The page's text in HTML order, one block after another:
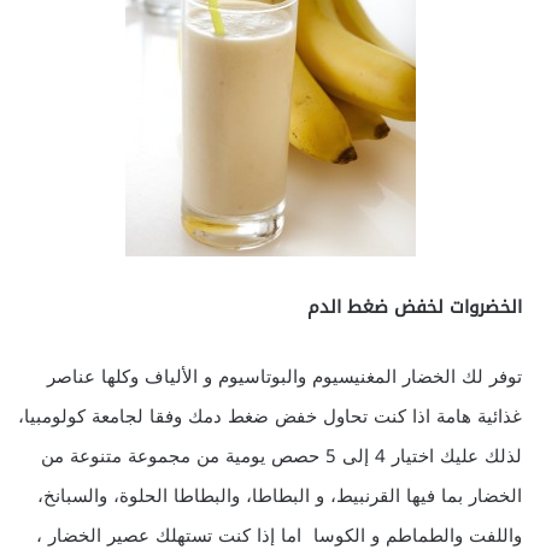
الخضروات لخفض ضغط الدم
توفر لك الخضار المغنيسيوم والبوتاسيوم و الألياف وكلها عناصر
غذائية هامة اذا كنت تحاول خفض ضغط دمك وفقا لجامعة كولومبيا،
لذلك عليك اختيار 4 إلى 5 حصص يومية من مجموعة متنوعة من
الخضار بما فيها القرنبيط، و البطاطا، والبطاطا الحلوة، والسبانخ،
واللفت والطماطم و الكوسا اما إذا كنت تستهلك عصير الخضار ،